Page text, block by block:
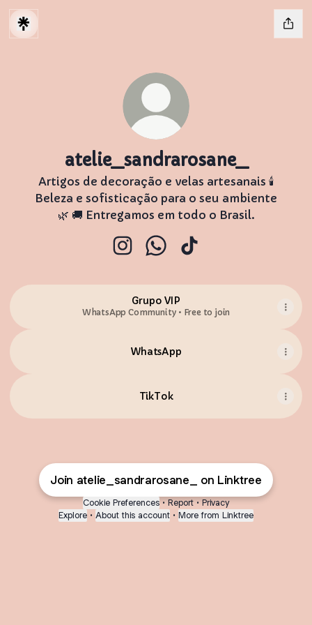
atelie_sandrarosane_
Artigos de decoração e velas artesanais 🕯️
Beleza e sofisticação para o seu ambiente
🌿 🚚 Entregamos em todo o Brasil.
Grupo VIP
WhatsApp Community • Free to join
WhatsApp
TikTok
Join atelie_sandrarosane_ on Linktree
Cookie Preferences • Report • Privacy
Explore • About this account • More from Linktree